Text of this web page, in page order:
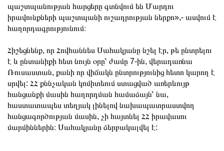
պաշտպանության հարցերը գտնվում են Մարդու
իրավունքների պաշտպանի ուշադրության ներքո»,- ասվում է
հաղորդագրությունում։
Հիշեցնենք, որ Հովհաննես Սահակյանը նշել էր, թե ընտրելու
է և ընտանիքի հետ նույն օրը՝ ժամը 7-ին, վերադառնա
Ռուսաստան, քանի որ վիճակն ընտրությունից հետո կարող է
սրվել: ՀՀ քննչական կոմիտեում ստացված առերևույթ
հանցանքի մասին հաղորդման համաձայն՝ նա,
հաստատապես տեղյակ լինելով նախապատրաստվող
հանցագործության մասին, չի հայտնել ՀՀ իրավասու
մարմիններին։ Սահակյանը ձերբակալվել է: